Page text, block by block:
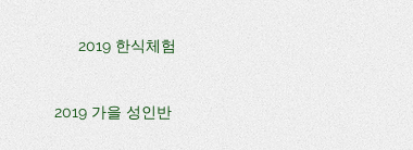
2019 한식체험
2019 가을 성인반